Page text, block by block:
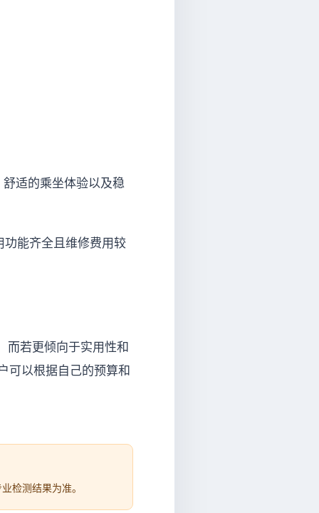
适的乘坐体验以及稳
能齐全且维修费用较
而若更倾向于实用性和
可以根据自己的预算和
检测结果为准。